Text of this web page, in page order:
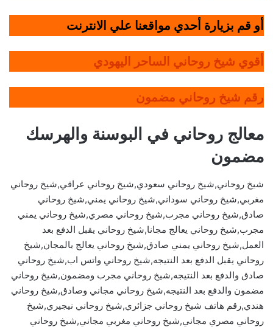
أو قم بزيارة أحدي مواقعنا علي الانترنت
أقوي شيخ روحاني الساحر اليهودي
رقم شيخ روحاني مضمون
معالج روحاني في البوسنة والهرسك
مضمون
شيخ روحاني,شيخ روحاني سعودي,شيخ روحاني عراقي,شيخ روحاني
مغربي,شيخ روحاني سوداني,شيخ روحاني يمني,شيخ روحاني
صادق,شيخ روحاني مجرب,شيخ روحاني مصري,شيخ روحاني يمني
مجرب,شيخ روحاني يعالج مجانا,شيخ روحاني يقبل الدفع بعد
العمل,شيخ روحاني يمني صادق,شيخ روحاني يعالج بالمجان,شيخ
روحاني يقبل الدفع بعد النتيجه,شيخ روحاني واتس اب,شيخ روحاني
صادق والدفع بعد النتيجه,شيخ روحاني مجرب ومضمون,شيخ روحاني
مضمون والدفع بعد النتيجه,شيخ روحاني مجاني وصادق,شيخ روحاني
هندي,رقم هاتف شيخ روحاني جزائري,شيخ روحاني نيجيري,شيخ
روحاني مصري مجاني,شيخ روحاني مغربي مجاني,شيخ روحاني